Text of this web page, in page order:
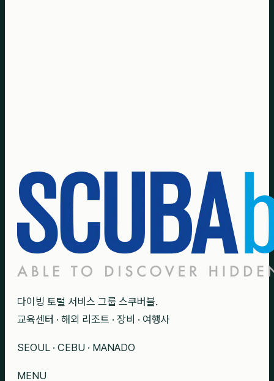
다이빙 토털 서비스 그룹 스쿠버블.
교육센터 · 해외 리조트 · 장비 · 여행사
SEOUL · CEBU · MANADO
MENU